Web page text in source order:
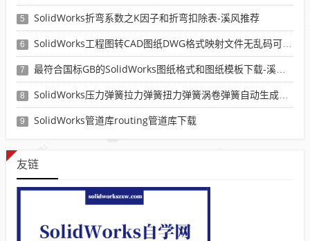
5 SolidWorks折弯系数之K因子和折弯扣除表-溪风推荐
6 SolidWorks工程图转CAD图纸DWG格式映射文件无乱码可分层-溪风亲测推荐
7 最符合国标GB的SolidWorks图纸格式和图纸模板下载-溪风专用版
8 SolidWorks压力弹簧拉力弹簧扭力弹簧涡卷弹簧自动生成宏程序下载
9 SolidWorks管道库routing管道库下载
友链